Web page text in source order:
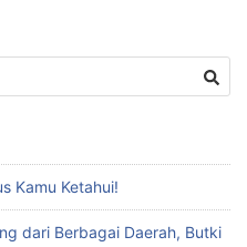
Kamu Ketahui!
dari Berbagai Daerah, Butki